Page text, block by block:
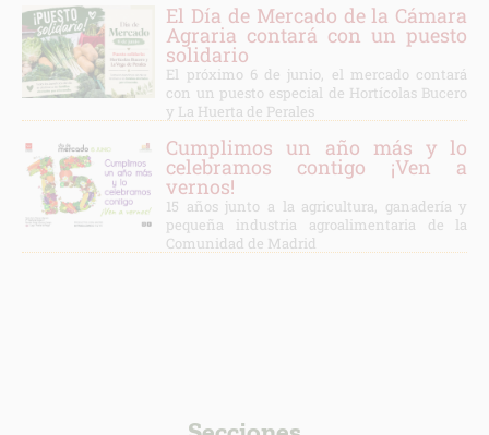
El Día de Mercado de la Cámara
Agraria contará con un puesto
solidario
El próximo 6 de junio, el mercado contará
con un puesto especial de Hortícolas Bucero
y La Huerta de Perales
Cumplimos un año más y lo
celebramos contigo ¡Ven a
vernos!
15 años junto a la agricultura, ganadería y
pequeña industria agroalimentaria de la
Comunidad de Madrid